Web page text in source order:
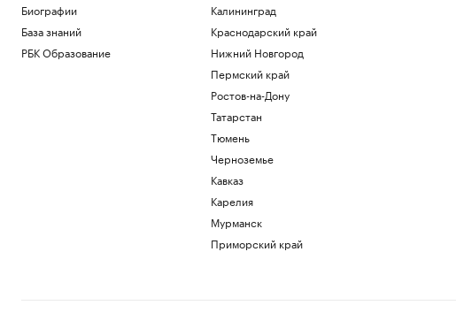
Биографии
База знаний
РБК Образование
Калининград
Краснодарский край
Нижний Новгород
Пермский край
Ростов-на-Дону
Татарстан
Тюмень
Черноземье
Кавказ
Карелия
Мурманск
Приморский край